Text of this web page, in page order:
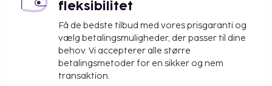
fleksibilitet
Få de bedste tilbud med vores prisgaranti og
vælg betalingsmuligheder, der passer til dine
behov. Vi accepterer alle større
betalingsmetoder for en sikker og nem
transaktion.